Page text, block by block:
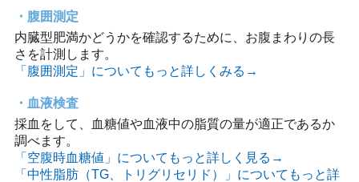
腹囲測定
内臓型肥満かどうかを確認するために、お腹まわりの長
さを計測します。
「腹囲測定」についてもっと詳しくみる→
血液検査
採血をして、血糖値や血液中の脂質の量が適正であるか
調べます。
「空腹時血糖値」についてもっと詳しく見る→
「中性脂肪（TG、トリグリセリド）」についてもっと詳